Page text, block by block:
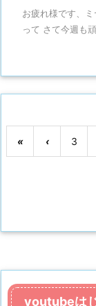
お疲れ様です、
って さて今週も
« ‹ 3
youtubeは